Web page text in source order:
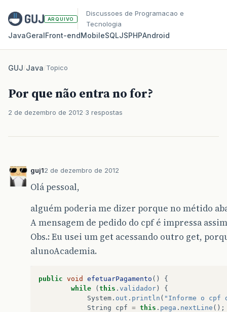
ARQUIVO
Discussoes de Programacao e
Tecnologia
JavaGeralFront‑endMobileSQLJSPHPAndroid
GUJ/Java/Topico
Por que não entra no for?
2 de dezembro de 2012 3 respostas
guj12 de dezembro de 2012
Olá pessoal,
alguém poderia me dizer porque no métido
A mensagem de pedido do cpf é impressa
Obs.: Eu usei um get acessando outro get,
alunoAcademia.
public void efetuarPagamento ()
{
while
( this . validador )
{
System . out . println ( "Informe o cpf
String
cpf = this . pega . nextLine ();